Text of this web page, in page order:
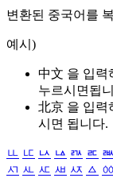
변환된 중국어를
예시)
中文 을 입력
누르시면됩
北京 을 입력
시면 됩니다.
ㅥ ㅦ ㅧ ㅨ ㅩ ㅪ ㅫ
ㅺ ㅻ ㅼ ㅽ ㅾ ㅿ ㆀ